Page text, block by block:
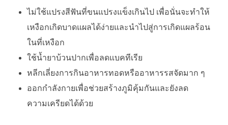
ไม่ใช้แปรงสีฟันที่ขนแปรงแข็งเกินไป เพื่อนั่นจะทำให้
เหงือกเกิดบาดแผลได้ง่ายและนำไปสู่การเกิดแผลร้อน
ในที่เหงือก
ใช้น้ำยาบ้วนปากเพื่อลดแบคทีเรีย
หลีกเลี่ยงการกินอาหารทอดหรืออาหารรสจัดมาก ๆ
ออกกำลังกายเพื่อช่วยสร้างภูมิคุ้มกันและยังลด
ความเครียดได้ด้วย